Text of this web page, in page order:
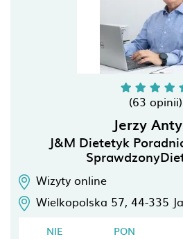
(63 opinii)
Jerzy
J&M Dietetyk
Wizyty online
Wielkopolska 57, 44-335
NIE PON